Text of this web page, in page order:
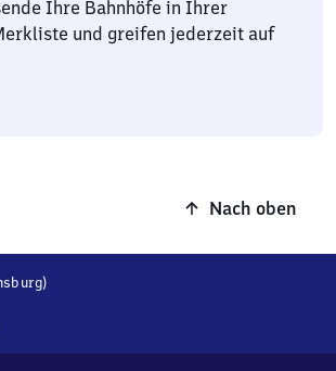
Ihre Bahnhöfe in Ihrer
und greifen jederzeit auf
Nach oben
Sinzing